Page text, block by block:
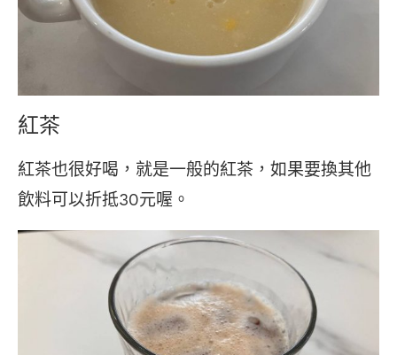
紅茶
紅茶也很好喝，就是一般的紅茶，如果要換其他
飲料可以折抵30元喔。